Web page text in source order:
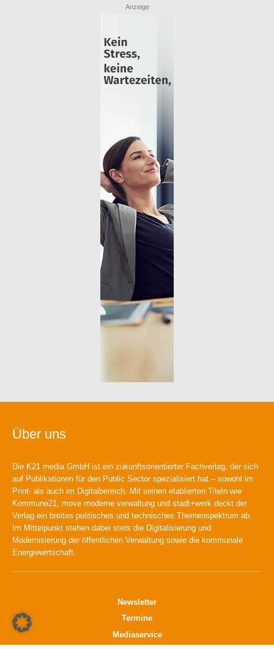
Anzeige
Über uns
Die K21 media GmbH ist ein zukunftsorientierter Fachverlag, der sich
auf Publikationen für den Public Sector spezialisiert hat – sowohl im
Print- als auch im Digitalbereich. Mit seinen etablierten Titeln wie
Kommune21, move moderne verwaltung und stadt+werk deckt der
Verlag ein breites politisches und technisches Themenspektrum ab.
Im Mittelpunkt stehen dabei stets die Digitalisierung und
Modernisierung der öffentlichen Verwaltung sowie die kommunale
Energiewirtschaft.
Newsletter
Termine
Mediaservice